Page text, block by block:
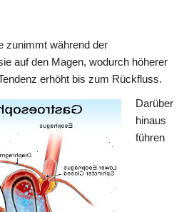
zunimmt während der
auf den Magen, wodurch höherer
erhöht bis zum Rückfluss.
Darüber
hinaus
führen